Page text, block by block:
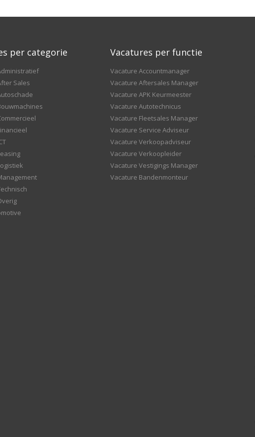
per categorie
Sales
Vacatures per functie
Vacature Accountmanager
Vacature Aftersales Manager
Vacature APK Keurmeester
Vacature Autotechnicus
Vacature Fleetsales Manager
Vacature Service Adviseur
Vacature Verkoopadviseur
Vacature Verkoopleider
Vacature Vestigings Manager
Vacature Bandenmonteur